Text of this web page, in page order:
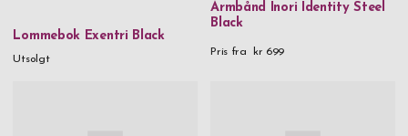
Pris
Lommebok Exentri Black
Utsolgt
Armbånd Inori Identity Steel
Black
Pris fra kr 699